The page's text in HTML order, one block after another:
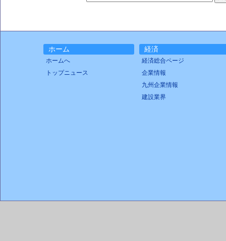
ホーム
ホームへ
トップニュース
経済
経済総合ページ
企業情報
九州企業情報
建設業界